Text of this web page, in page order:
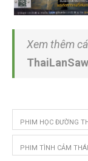
Xem thêm
PHIM HỌC ĐƯỜNG
PHIM TÌNH CẢM